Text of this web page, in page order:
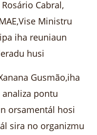
Cabral,
Ministru
iha reuniaun
husi
Gusmão,iha
pontu
orsamentál hosi
sira no organizmu